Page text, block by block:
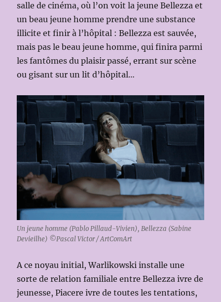
salle de cinéma, où l’on voit la jeune Bellezza et
un beau jeune homme prendre une substance
illicite et finir à l’hôpital : Bellezza est sauvée,
mais pas le beau jeune homme, qui finira parmi
les fantômes du plaisir passé, errant sur scène
ou gisant sur un lit d’hôpital…
Un jeune homme (Pablo Pillaud-Vivien), Bellezza (Sabine
Devieilhe) ©Pascal Victor / ArtComArt
A ce noyau initial, Warlikowski installe une
sorte de relation familiale entre Bellezza ivre de
jeunesse, Piacere ivre de toutes les tentations,